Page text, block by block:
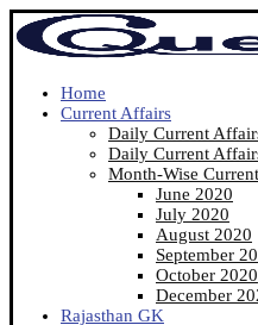
Home
Current Affairs
Daily Current
Daily Current
Month-Wise Current
June 2020
July 2020
August 2020
September
October 2020
December
Rajasthan GK